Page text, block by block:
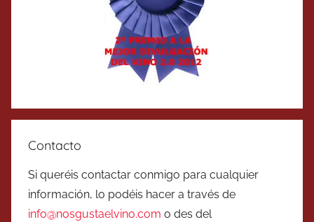
Contacto
Si queréis contactar conmigo para cualquier
información, lo podéis hacer a través de
info@nosgustaelvino.com o des del